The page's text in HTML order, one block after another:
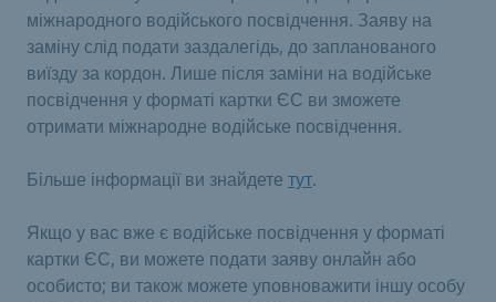
міжнародного водійського посвідчення. Заяву на
заміну слід подати заздалегідь, до запланованого
виїзду за кордон. Лише після заміни на водійське
посвідчення у форматі картки ЄС ви зможете
отримати міжнародне водійське посвідчення.
Більше інформації ви знайдете тут.
Якщо у вас вже є водійське посвідчення у форматі
картки ЄС, ви можете подати заяву онлайн або
особисто; ви також можете уповноважити іншу особу